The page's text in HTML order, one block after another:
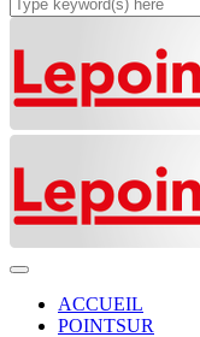
ACCUEIL
POINTSUR